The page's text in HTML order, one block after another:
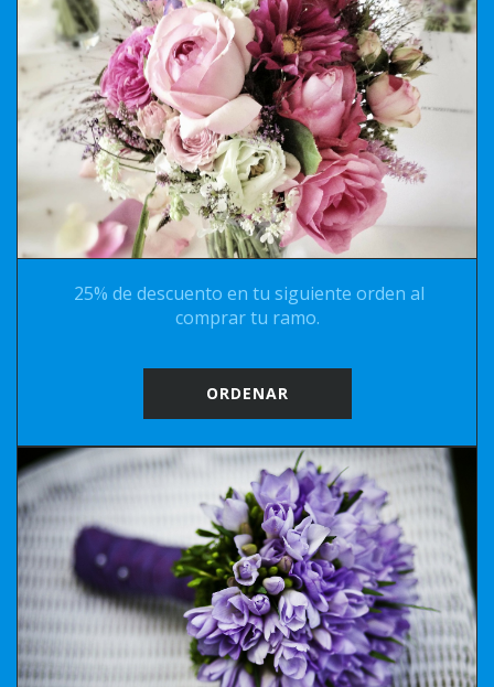
25% de descuento en tu siguiente orden al
comprar tu ramo.
ORDENAR